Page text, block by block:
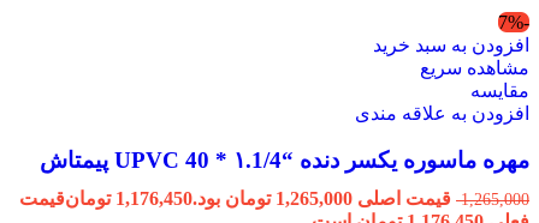
-7%
افزودن به سبد خرید
مشاهده سریع
مقایسه
افزودن به علاقه مندی
مهره ماسوره یکسر دنده “۱.1/4 * 40 UPVC پیمتاش
1,265,000 قیمت اصلی 1,265,000 تومان بود. 1,176,450 تومانقیمت